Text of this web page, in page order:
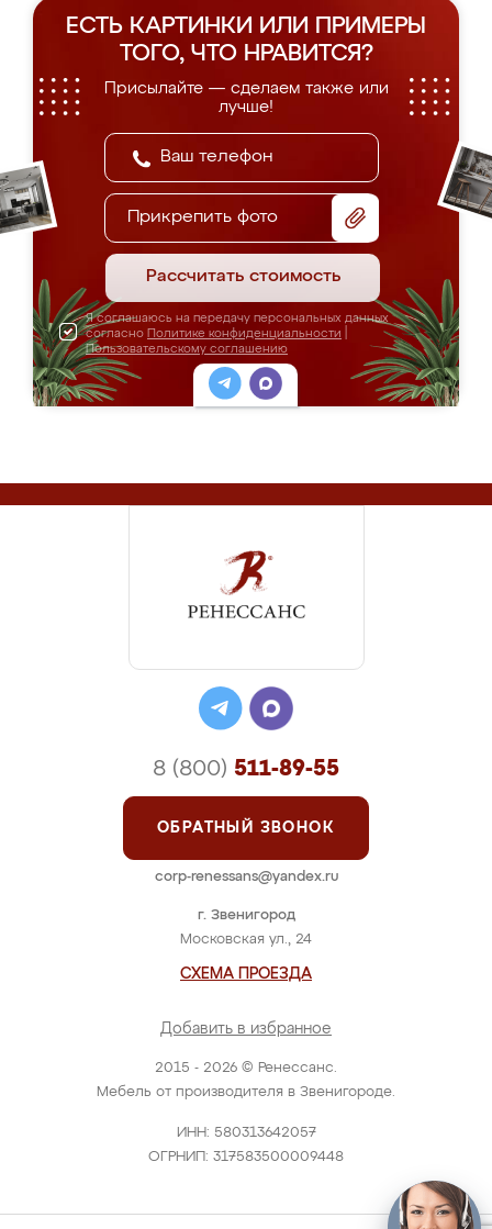
ЕСТЬ КАРТИНКИ ИЛИ ПРИМЕРЫ
ТОГО, ЧТО НРАВИТСЯ?
Присылайте — сделаем также или
лучше!
Прикрепить фото
Рассчитать стоимость
Я соглашаюсь на передачу персональных данных
согласно Политике конфиденциальности
Пользовательскому соглашению
2015 - 2026 © Ренессанс.
Мебель от производителя в Звенигороде.
ИНН: 580313642057
ОГРНИП: 317583500009448
г. Звенигород
Московская ул., 24
СХЕМА ПРОЕЗДА
Добавить в избранное
8 (800) 511-89-55
ОБРАТНЫЙ ЗВОНОК
corp-renessans@yandex.ru